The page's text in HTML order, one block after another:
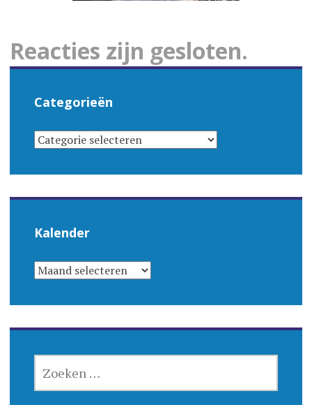
Reacties zijn gesloten.
Categorieën
CATEGORIEËN
Kalender
KALENDER
NAAR: